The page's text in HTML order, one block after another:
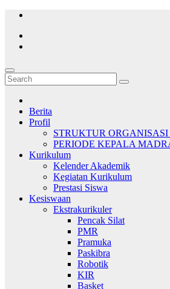
Skip
content
Berita
Profil
STRUKTUR ORGANISASI
PERIODE KEPALA
Kurikulum
Kelender Akademik
Kegiatan Kurikulum
Prestasi Siswa
Kesiswaan
Ekstrakurikuler
Pencak Silat
PMR
Pramuka
Paskibra
Robotik
KIR
Basket